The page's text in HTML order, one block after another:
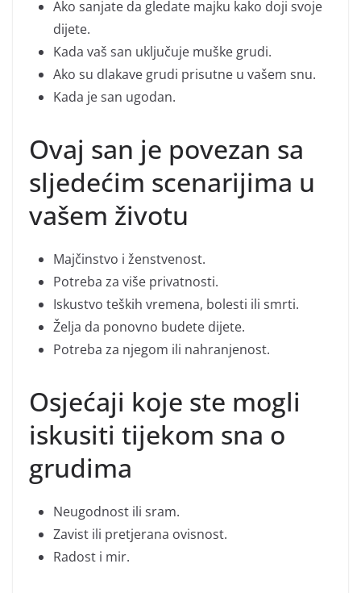
Ako sanjate da gledate majku kako doji svoje
dijete.
Kada vaš san uključuje muške grudi.
Ako su dlakave grudi prisutne u vašem snu.
Kada je san ugodan.
Ovaj san je povezan sa
sljedećim scenarijima u
vašem životu
Majčinstvo i ženstvenost.
Potreba za više privatnosti.
Iskustvo teških vremena, bolesti ili smrti.
Želja da ponovno budete dijete.
Potreba za njegom ili nahranjenost.
Osjećaji koje ste mogli
iskusiti tijekom sna o
grudima
Neugodnost ili sram.
Zavist ili pretjerana ovisnost.
Radost i mir.